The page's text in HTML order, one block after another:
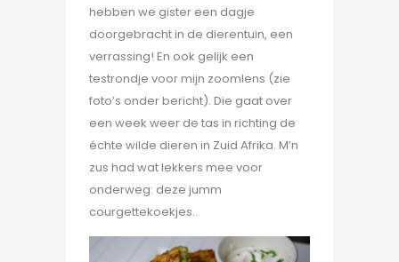
hebben we gister een dagje
doorgebracht in de dierentuin, een
verrassing! En ook gelijk een
testrondje voor mijn zoomlens (zie
foto’s onder bericht). Die gaat over
een week weer de tas in richting de
échte wilde dieren in Zuid Afrika. M’n
zus had wat lekkers mee voor
onderweg: deze jumm
courgettekoekjes..